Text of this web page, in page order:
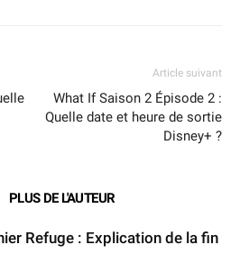
Article suivant
What If Saison 2 Épisode 2 :
Quelle date et heure de sortie
Disney+ ?
PLUS DE L'AUTEUR
Refuge : Explication de la fin